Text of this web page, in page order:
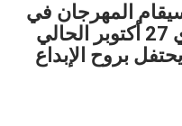
سيقام المهرجان في
القاهره بأحد الفنادق الكبري 27 أكتوبر الحالي
بروح الإبداع